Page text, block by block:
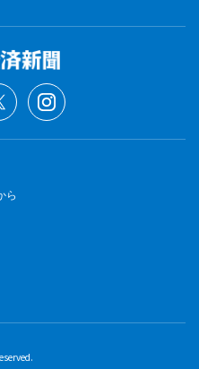
ら